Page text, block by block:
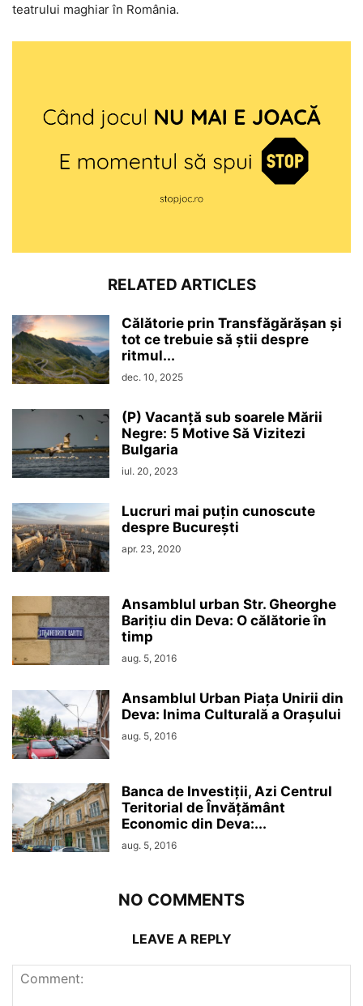
teatrului maghiar în România.
RELATED ARTICLES
Călătorie prin Transfăgărășan și
tot ce trebuie să știi despre
ritmul...
dec. 10, 2025
(P) Vacanță sub soarele Mării
Negre: 5 Motive Să Vizitezi
Bulgaria
iul. 20, 2023
Lucruri mai puțin cunoscute
despre București
apr. 23, 2020
Ansamblul urban Str. Gheorghe
Barițiu din Deva: O călătorie în
timp
aug. 5, 2016
Ansamblul Urban Piața Unirii din
Deva: Inima Culturală a Orașului
aug. 5, 2016
Banca de Investiții, Azi Centrul
Teritorial de Învățământ
Economic din Deva:...
aug. 5, 2016
NO COMMENTS
LEAVE A REPLY